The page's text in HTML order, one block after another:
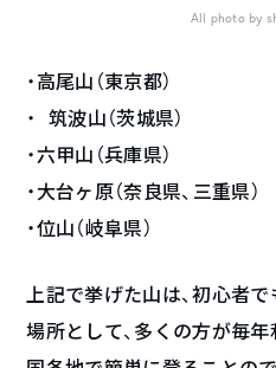
All photo by
・高尾山（東京都）
・ 筑波山（茨城県）
・六甲山（兵庫県）
・大台ヶ原（奈良県、三重県）
・位山（岐阜県）
上記で挙げた山は、初心者
場所として、多くの方が毎